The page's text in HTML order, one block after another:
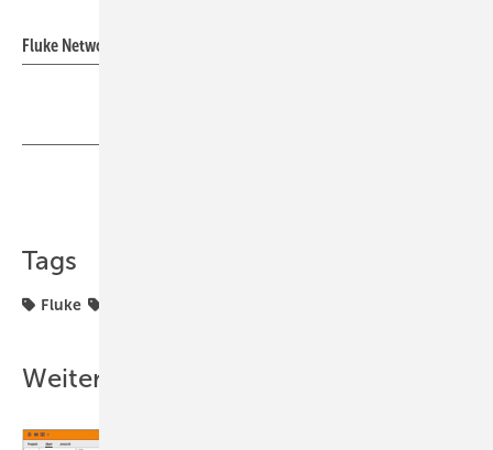
Fluke Networks: FEV300 Prüfadaptersatz.
Tags
Fluke
Weitere Inhalte